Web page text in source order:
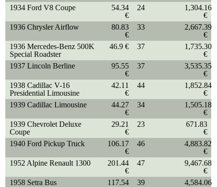
1934 Ford V8 Coupe
54.34
€
24
1,304.16
€
1936 Chrysler Airflow
80.83
€
33
2,667.39
€
1936 Mercedes-Benz 500K
Special Roadster
46.9 € 37
1,735.30
€
1937 Lincoln Berline
95.55
€
37
3,535.35
€
1938 Cadillac V-16
Presidential Limousine
42.11
€
44
1,852.84
€
1939 Cadillac Limousine
44.27
€
34
1,505.18
€
1939 Chevrolet Deluxe
Coupe
29.21
€
23
671.83
€
1940 Ford Pickup Truck
106.17
€
46
4,883.82
€
1952 Alpine Renault 1300
201.44
€
47
9,467.68
€
1958 Setra Bus
117.54
39
4,584.06